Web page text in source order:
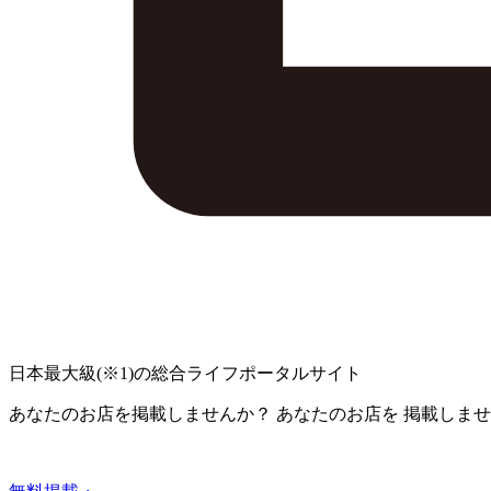
日本最大級(※1)の総合ライフポータルサイト
あなたのお店を掲載しませんか？ あなたのお店を 掲載しま